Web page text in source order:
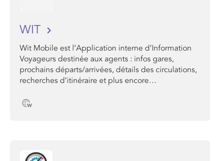
WIT
Wit Mobile est l’Application interne d’Information
Voyageurs destinée aux agents : infos gares,
prochains départs/arrivées, détails des circulations,
recherches d’itinéraire et plus encore…